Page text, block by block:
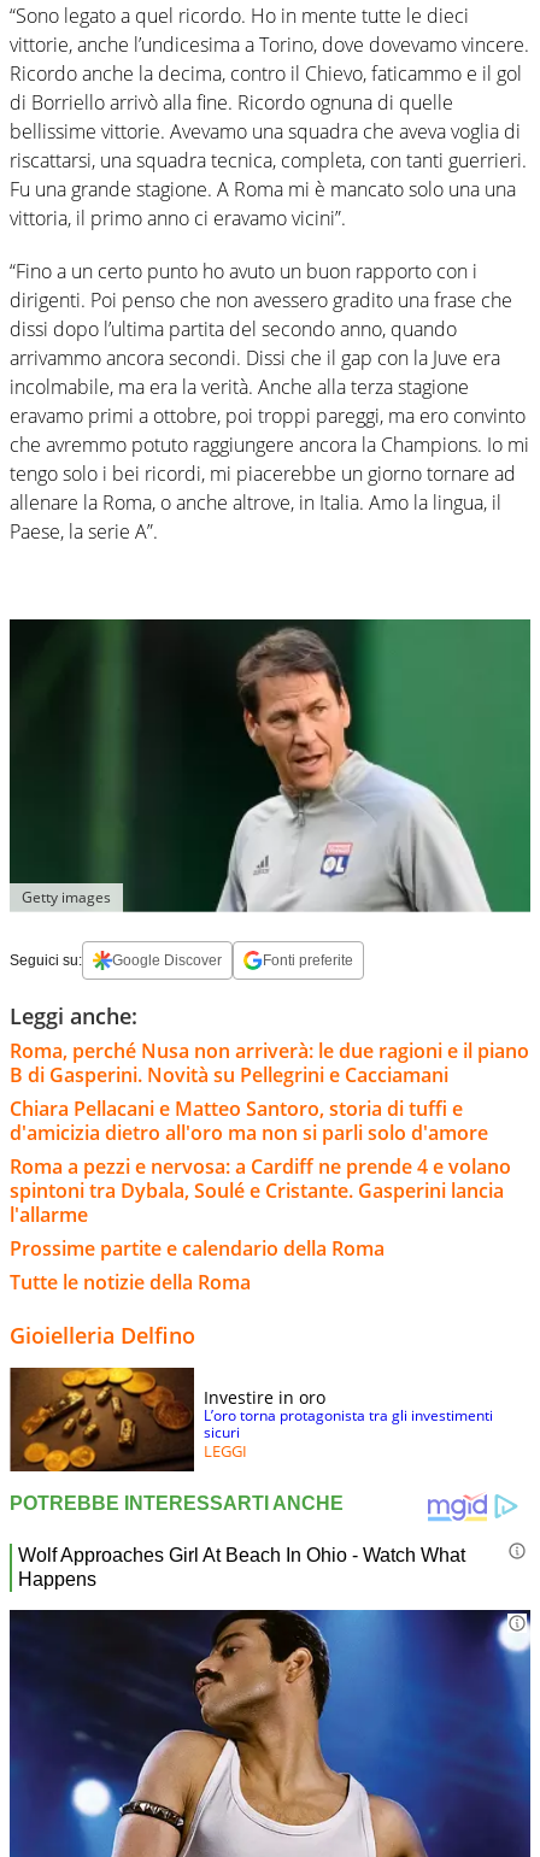
“Sono legato a quel ricordo. Ho in mente tutte le dieci
vittorie, anche l’undicesima a Torino, dove dovevamo vincere.
Ricordo anche la decima, contro il Chievo, faticammo e il gol
di Borriello arrivò alla fine. Ricordo ognuna di quelle
bellissime vittorie. Avevamo una squadra che aveva voglia di
riscattarsi, una squadra tecnica, completa, con tanti guerrieri.
Fu una grande stagione. A Roma mi è mancato solo una una
vittoria, il primo anno ci eravamo vicini”.
“Fino a un certo punto ho avuto un buon rapporto con i
dirigenti. Poi penso che non avessero gradito una frase che
dissi dopo l’ultima partita del secondo anno, quando
arrivammo ancora secondi. Dissi che il gap con la Juve era
incolmabile, ma era la verità. Anche alla terza stagione
eravamo primi a ottobre, poi troppi pareggi, ma ero convinto
che avremmo potuto raggiungere ancora la Champions. Io mi
tengo solo i bei ricordi, mi piacerebbe un giorno tornare ad
allenare la Roma, o anche altrove, in Italia. Amo la lingua, il
Paese, la serie A”.
Getty images
Seguici su: Google Discover Fonti preferite
Leggi anche:
Roma, perché Nusa non arriverà: le due ragioni e il piano
B di Gasperini. Novità su Pellegrini e Cacciamani
Chiara Pellacani e Matteo Santoro, storia di tuffi e
d'amicizia dietro all'oro ma non si parli solo d'amore
Roma a pezzi e nervosa: a Cardiff ne prende 4 e volano
spintoni tra Dybala, Soulé e Cristante. Gasperini lancia
l'allarme
Prossime partite e calendario della Roma
Tutte le notizie della Roma
Gioielleria Delfino
Investire in oro
L’oro torna protagonista tra gli investimenti
sicuri
LEGGI